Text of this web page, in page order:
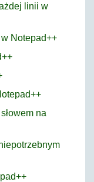
linii w
Notepad++
na